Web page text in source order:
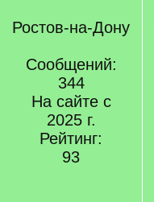
Ростов-на-Дону
Сообщений:
344
На сайте с
2025 г.
Рейтинг:
93